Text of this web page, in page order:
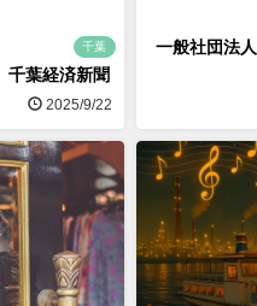
千葉
千葉経済新聞
2025/9/22
一般社団法